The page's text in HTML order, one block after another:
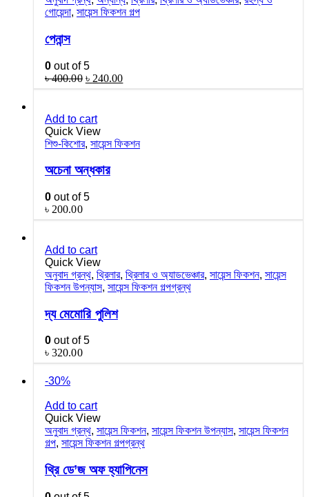
গোয়েন্দা, সায়েন্স ফিকশন গল্প
পেনান্স
0 out of 5
৳400.00 ৳ 240.00
Add to cart
Quick View
শিশু-কিশোর, সায়েন্স ফিকশন
অচেনা অন্ধকার
0 out of 5
৳ 200.00
Add to cart
Quick View
অনুবাদ গ্রন্থ, থ্রিলার, থ্রিলার ও অ্যাডভেঞ্চার, সায়েন্স ফিকশন, সায়েন্স
ফিকশন উপন্যাস, সায়েন্স ফিকশন গল্পগ্রন্থ
দ্য মেমোরি পুলিশ
0 out of 5
৳320.00
-30%
Add to cart
Quick View
অনুবাদ গ্রন্থ, সায়েন্স ফিকশন, সায়েন্স ফিকশন উপন্যাস, সায়েন্স ফিকশন
গল্প, সায়েন্স ফিকশন গল্পগ্রন্থ
থ্রি ডে’জ অফ হ্যাপিনেস